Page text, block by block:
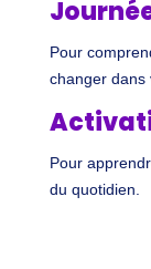
Pour
changer dans
Pour
du quotidien.